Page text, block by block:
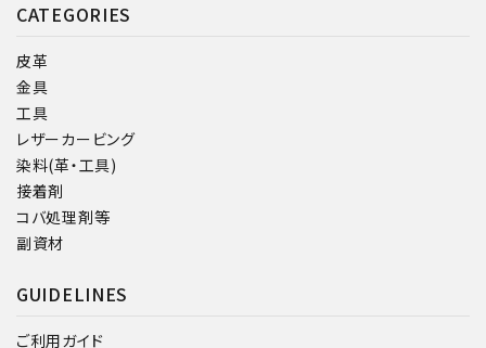
CATEGORIES
皮革
金具
工具
レザーカービング
染料(革・工具)
接着剤
コバ処理剤等
副資材
GUIDELINES
ご利用ガイド